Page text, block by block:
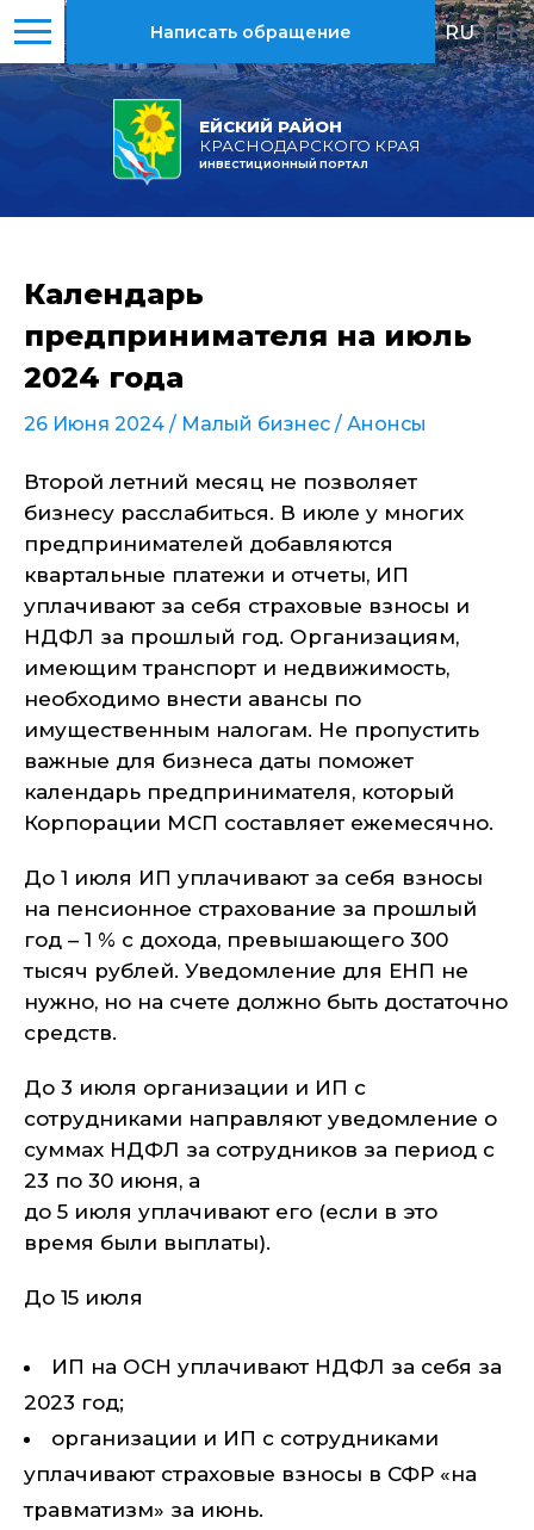
ЕЙСКИЙ РАЙОН
КРАСНОДАРСКОГО КРАЯ
ИНВЕСТИЦИОННЫЙ ПОРТАЛ
Написать обращение RU | EN
Календарь
предпринимателя на июль
2024 года
26 Июня 2024 / Малый бизнес / Анонсы
Второй летний месяц не позволяет
бизнесу расслабиться. В июле у многих
предпринимателей добавляются
квартальные платежи и отчеты, ИП
уплачивают за себя страховые взносы и
НДФЛ за прошлый год. Организациям,
имеющим транспорт и недвижимость,
необходимо внести авансы по
имущественным налогам. Не пропустить
важные для бизнеса даты поможет
календарь предпринимателя, который
Корпорации МСП составляет ежемесячно.
До 1 июля ИП уплачивают за себя взносы
на пенсионное страхование за прошлый
год – 1 % с дохода, превышающего 300
тысяч рублей. Уведомление для ЕНП не
нужно, но на счете должно быть достаточно
средств.
До 3 июля организации и ИП с
сотрудниками направляют уведомление о
суммах НДФЛ за сотрудников за период с
23 по 30 июня, а
до 5 июля уплачивают его (если в это
время были выплаты).
До 15 июля
ИП на ОСН уплачивают НДФЛ за себя за
2023 год;
организации и ИП с сотрудниками
уплачивают страховые взносы в СФР «на
травматизм» за июнь.